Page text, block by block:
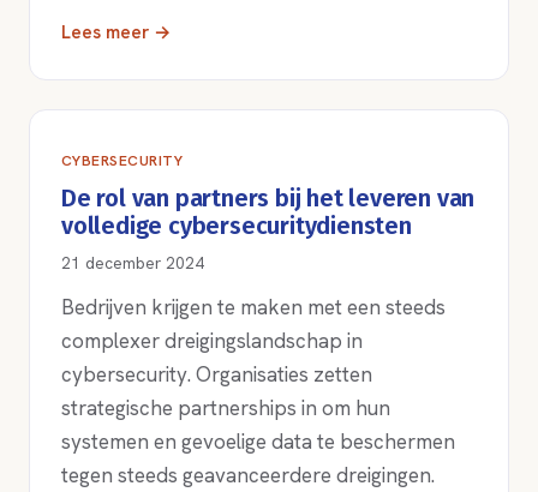
Lees meer →
CYBERSECURITY
De rol van partners bij het leveren van
volledige cybersecuritydiensten
21 december 2024
Bedrijven krijgen te maken met een steeds
complexer dreigingslandschap in
cybersecurity. Organisaties zetten
strategische partnerships in om hun
systemen en gevoelige data te beschermen
tegen steeds geavanceerdere dreigingen.